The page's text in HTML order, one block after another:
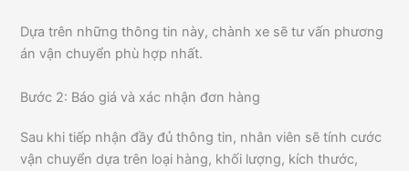
Dựa trên những thông tin này, chành xe sẽ tư vấn phương
án vận chuyển phù hợp nhất.
Bước 2: Báo giá và xác nhận đơn hàng
Sau khi tiếp nhận đầy đủ thông tin, nhân viên sẽ tính cước
vận chuyển dựa trên loại hàng, khối lượng, kích thước,